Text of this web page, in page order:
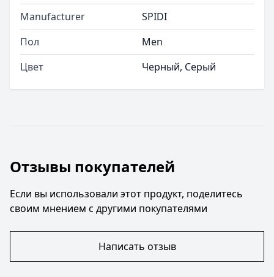
Manufacturer
SPIDI
Пол
Men
Цвет
Черный, Серый
Отзывы покупателей
Если вы использовали этот продукт, поделитесь
своим мнением с другими покупателями
Написать отзыв